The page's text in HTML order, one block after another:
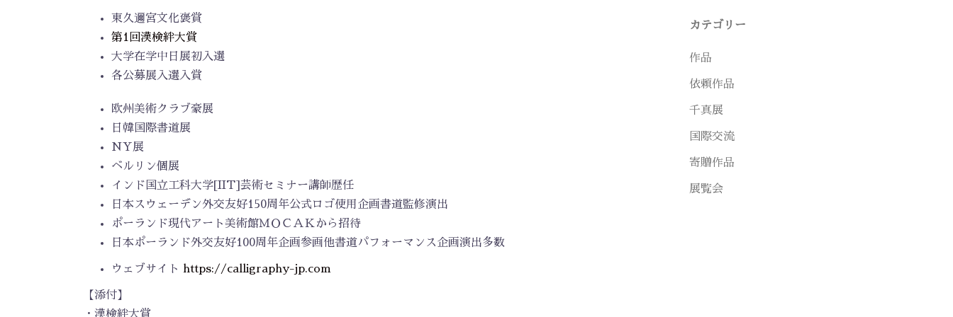
東久邇宮文化褒賞
第1回漢検絆大賞
大学在学中日展初入選
各公募展入選入賞
欧州美術クラブ豪展
日韓国際書道展
NY展
ベルリン個展
インド国立工科大学[IIT]芸術セミナー講師歴任
日本スウェーデン外交友好150周年公式ロゴ使用企画書道監修演出
ポーランド現代アート美術館ＭＯＣＡＫから招待
日本ポーランド外交友好100周年企画参画他書道パフォーマンス企画演出多数
ウェブサイト https://calligraphy-jp.com
【添付】
・漢検絆大賞
カテゴリー
作品
依頼作品
千真展
国際交流
寄贈作品
展覧会